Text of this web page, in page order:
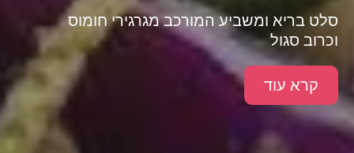
סלט בריא ומשביע המורכב מגרגירי חומוס
וכרוב סגול
קרא עוד